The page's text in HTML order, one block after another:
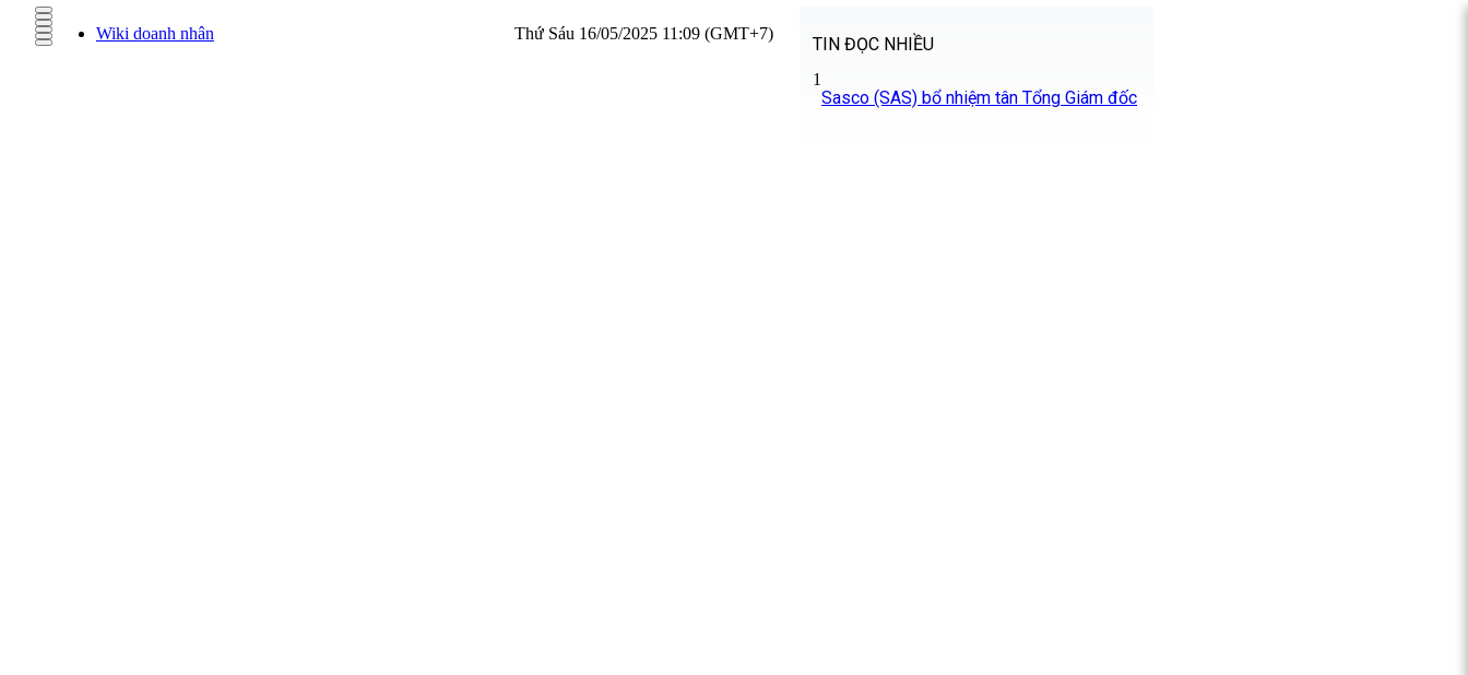
Wiki doanh nhân Thứ Sáu 16/05/2025 11:09 (GMT+7)
TIN ĐỌC NHIỀU
1
Sasco (SAS) bổ nhiệm tân Tổng Giám đốc